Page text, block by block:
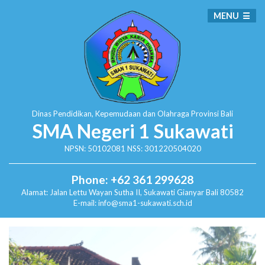
Dinas Pendidikan, Kepemudaan dan Olahraga Provinsi Bali
SMA Negeri 1 Sukawati
NPSN: 50102081 NSS: 301220504020
Phone: +62 361 299628
Alamat: Jalan Lettu Wayan Sutha II, SukawatiGianyar Bali 80582
E-mail: info@sma1-sukawati.sch.id
MENU